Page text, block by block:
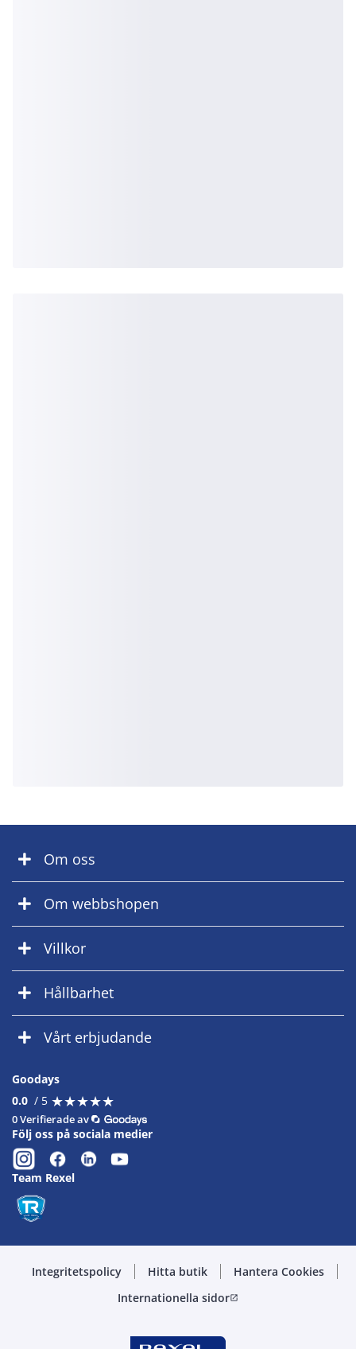
Om oss
Om webbshopen
Villkor
Hållbarhet
Vårt erbjudande
Goodays
0.0 / 5 ★★★★★
★★★★★
0 Verifierade av
Följ oss på sociala medier
Team Rexel
Integritetspolicy Hitta butik
Hantera Cookies
Internationella sidoropen_in_new